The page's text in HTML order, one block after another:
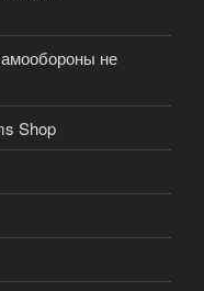
не
Shop